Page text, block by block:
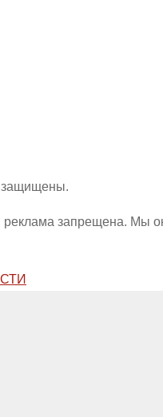
защищены.
запрещена. Мы